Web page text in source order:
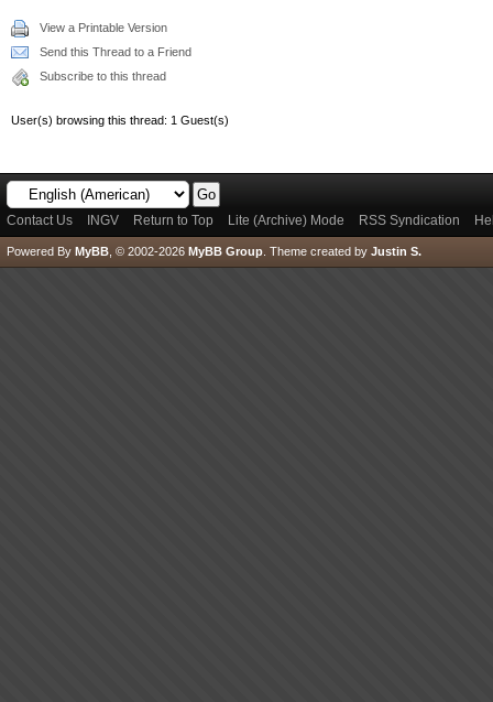
View a Printable Version
Send this Thread to a Friend
Subscribe to this thread
User(s) browsing this thread: 1 Guest(s)
Contact Us INGV Return to Top Lite (Archive) Mode RSS Syndication
Powered By MyBB , © 2002-2026 MyBB Group Theme created by Justin S.